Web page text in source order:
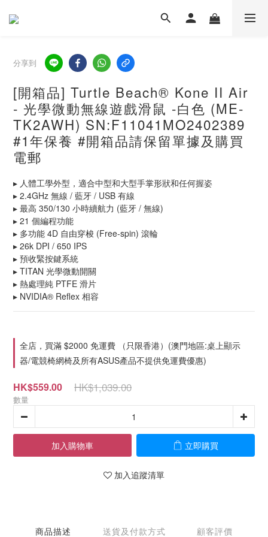
分享到
[開箱品] Turtle Beach® Kone II Air
- 光學微動無線遊戲滑鼠 -白色 (ME-
TK2AWH) SN:F11041MO2402389
#1年保養 #開箱品請保留單據及購買
電郵
▸ 人體工學外型，適合中型和大型手掌形狀和任何握姿
▸ 2.4GHz 無線 / 藍牙 / USB 有線
▸ 最高 350/130 小時續航力 (藍牙 / 無線)
▸ 21 個編程功能
▸ 多功能 4D 自由穿梭 (Free-spin) 滾輪
▸ 26k DPI / 650 IPS
▸ 預收緊按鍵系統
▸ TITAN 光學微動開關
▸ 熱處理純 PTFE 滑片
▸ NVIDIA® Reflex 相容
全店，買滿 $2000 免運費 （只限香港）(澳門地區:桌上顯示
器/電競椅網椅及所有ASUS產品不提供免運費優惠)
HK$559.00 HK$1,039.00
數量
加入購物車 立即購買
加入追蹤清單
商品描述 送貨及付款方式 顧客評價